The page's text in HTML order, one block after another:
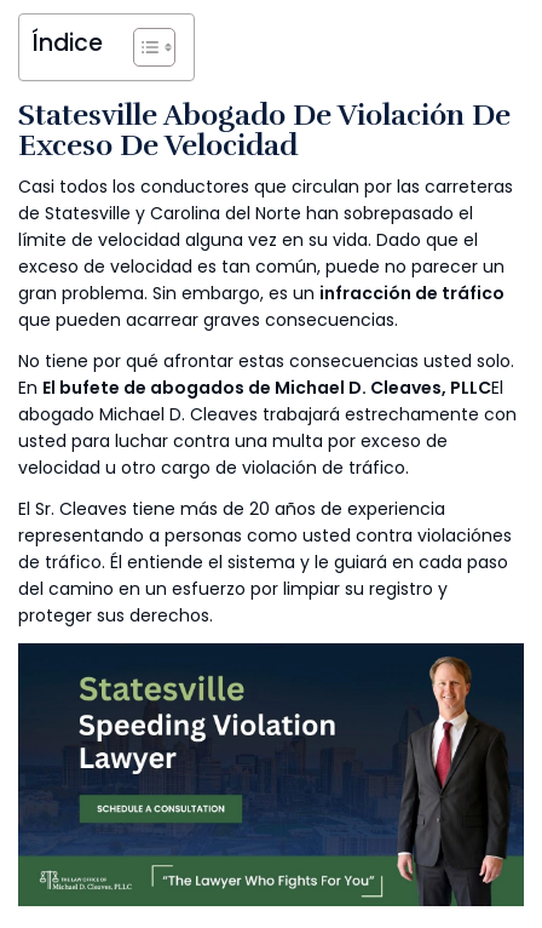
Índice
Statesville Abogado De Violación De
Exceso De Velocidad
Casi todos los conductores que circulan por las carreteras
de Statesville y Carolina del Norte han sobrepasado el
límite de velocidad alguna vez en su vida. Dado que el
exceso de velocidad es tan común, puede no parecer un
gran problema. Sin embargo, es un infracción de tráfico
que pueden acarrear graves consecuencias.
No tiene por qué afrontar estas consecuencias usted solo.
En El bufete de abogados de Michael D. Cleaves, PLLCEl
abogado Michael D. Cleaves trabajará estrechamente con
usted para luchar contra una multa por exceso de
velocidad u otro cargo de violación de tráfico.
El Sr. Cleaves tiene más de 20 años de experiencia
representando a personas como usted contra violaciónes
de tráfico. Él entiende el sistema y le guiará en cada paso
del camino en un esfuerzo por limpiar su registro y
proteger sus derechos.